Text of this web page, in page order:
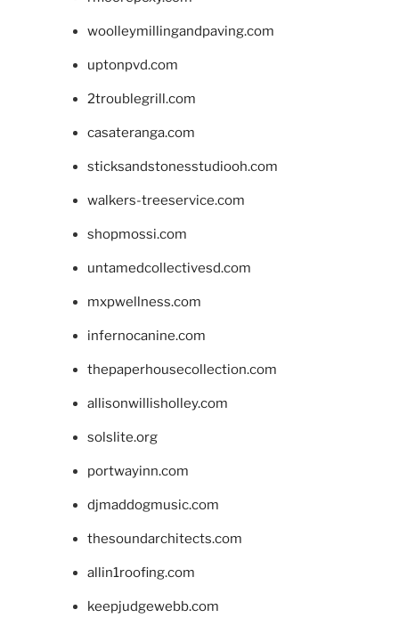
woolleymillingandpaving.com
uptonpvd.com
2troublegrill.com
casateranga.com
sticksandstonesstudiooh.com
walkers-treeservice.com
shopmossi.com
untamedcollectivesd.com
mxpwellness.com
infernocanine.com
thepaperhousecollection.com
allisonwillisholley.com
solslite.org
portwayinn.com
djmaddogmusic.com
thesoundarchitects.com
allin1roofing.com
keepjudgewebb.com